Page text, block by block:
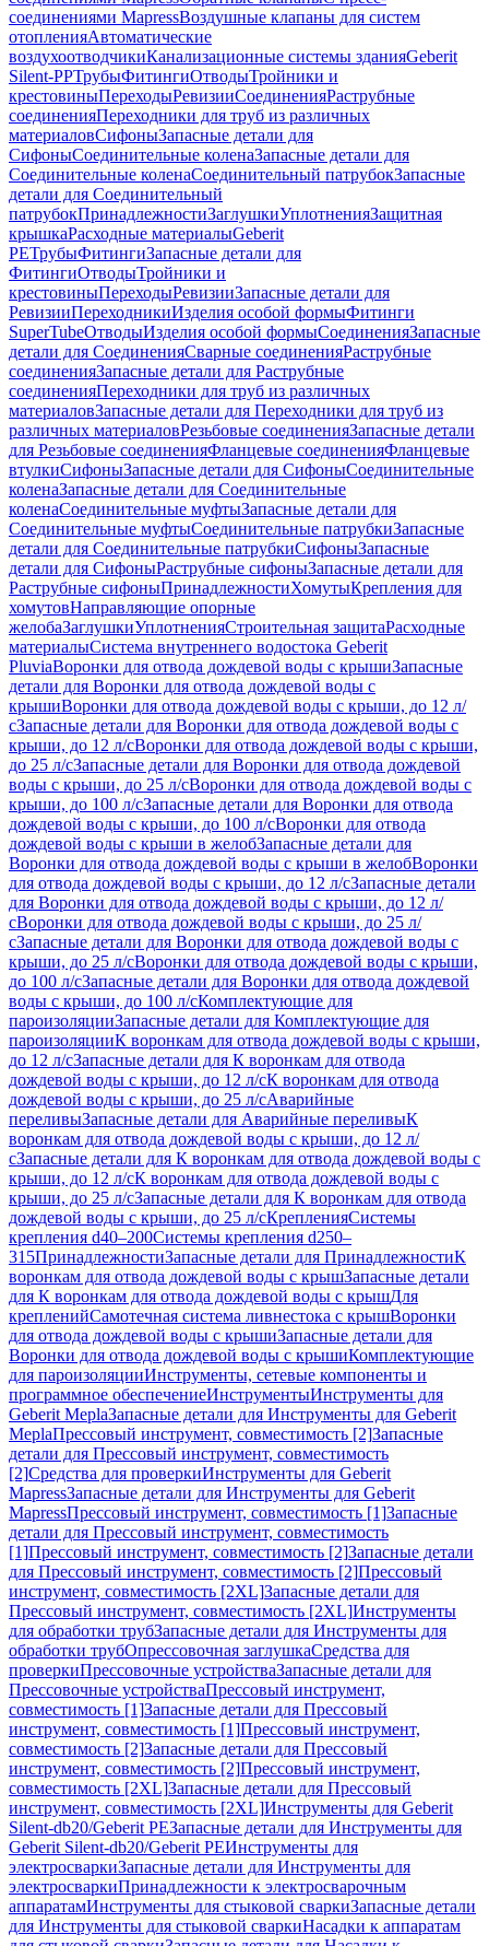
соединениями MapressВоздушные клапаны для систем
отопленияАвтоматические
воздухоотводчикиКанализационные системы зданияGeberit
Silent-PPТрубыФитингиОтводыТройники и
крестовиныПереходыРевизииСоединенияРаструбные
соединенияПереходники для труб из различных
материаловСифоныЗапасные детали для
СифоныСоединительные коленаЗапасные детали для
Соединительные коленаСоединительный патрубокЗапасные
детали для Соединительный
патрубокПринадлежностиЗаглушкиУплотненияЗащитная
крышкаРасходные материалыGeberit
PEТрубыФитингиЗапасные детали для
ФитингиОтводыТройники и
крестовиныПереходыРевизииЗапасные детали для
РевизииПереходникиИзделия особой формыФитинги
SuperTubeОтводыИзделия особой формыСоединенияЗапасные
детали для СоединенияСварные соединенияРаструбные
соединенияЗапасные детали для Раструбные
соединенияПереходники для труб из различных
материаловЗапасные детали для Переходники для труб из
различных материаловРезьбовые соединенияЗапасные детали
для Резьбовые соединенияФланцевые соединенияФланцевые
втулкиСифоныЗапасные детали для СифоныСоединительные
коленаЗапасные детали для Соединительные
коленаСоединительные муфтыЗапасные детали для
Соединительные муфтыСоединительные патрубкиЗапасные
детали для Соединительные патрубкиСифоныЗапасные
детали для СифоныРаструбные сифоныЗапасные детали для
Раструбные сифоныПринадлежностиХомутыКрепления для
хомутовНаправляющие опорные
желобаЗаглушкиУплотненияСтроительная защитаРасходные
материалыСистема внутреннего водостока Geberit
PluviaВоронки для отвода дождевой воды с крышиЗапасные
детали для Воронки для отвода дождевой воды с
крышиВоронки для отвода дождевой воды с крыши, до 12 л/
сЗапасные детали для Воронки для отвода дождевой воды с
крыши, до 12 л/сВоронки для отвода дождевой воды с крыши,
до 25 л/сЗапасные детали для Воронки для отвода дождевой
воды с крыши, до 25 л/сВоронки для отвода дождевой воды с
крыши, до 100 л/сЗапасные детали для Воронки для отвода
дождевой воды с крыши, до 100 л/сВоронки для отвода
дождевой воды с крыши в желобЗапасные детали для
Воронки для отвода дождевой воды с крыши в желобВоронки
для отвода дождевой воды с крыши, до 12 л/сЗапасные детали
для Воронки для отвода дождевой воды с крыши, до 12 л/
сВоронки для отвода дождевой воды с крыши, до 25 л/
сЗапасные детали для Воронки для отвода дождевой воды с
крыши, до 25 л/сВоронки для отвода дождевой воды с крыши,
до 100 л/сЗапасные детали для Воронки для отвода дождевой
воды с крыши, до 100 л/сКомплектующие для
пароизоляцииЗапасные детали для Комплектующие для
пароизоляцииК воронкам для отвода дождевой воды с крыши,
до 12 л/сЗапасные детали для К воронкам для отвода
дождевой воды с крыши, до 12 л/сК воронкам для отвода
дождевой воды с крыши, до 25 л/сАварийные
переливыЗапасные детали для Аварийные переливыК
воронкам для отвода дождевой воды с крыши, до 12 л/
сЗапасные детали для К воронкам для отвода дождевой воды с
крыши, до 12 л/сК воронкам для отвода дождевой воды с
крыши, до 25 л/сЗапасные детали для К воронкам для отвода
дождевой воды с крыши, до 25 л/сКрепленияСистемы
крепления d40–200Системы крепления d250–
315ПринадлежностиЗапасные детали для ПринадлежностиК
воронкам для отвода дождевой воды с крышЗапасные детали
для К воронкам для отвода дождевой воды с крышДля
крепленийСамотечная система ливнестока с крышВоронки
для отвода дождевой воды с крышиЗапасные детали для
Воронки для отвода дождевой воды с крышиКомплектующие
для пароизоляцииИнструменты, сетевые компоненты и
программное обеспечениеИнструментыИнструменты для
Geberit MeplaЗапасные детали для Инструменты для Geberit
MeplaПрессовый инструмент, совместимость [2]Запасные
детали для Прессовый инструмент, совместимость
[2]Средства для проверкиИнструменты для Geberit
MapressЗапасные детали для Инструменты для Geberit
MapressПрессовый инструмент, совместимость [1]Запасные
детали для Прессовый инструмент, совместимость
[1]Прессовый инструмент, совместимость [2]Запасные детали
для Прессовый инструмент, совместимость [2]Прессовый
инструмент, совместимость [2XL]Запасные детали для
Прессовый инструмент, совместимость [2XL]Инструменты
для обработки трубЗапасные детали для Инструменты для
обработки трубОпрессовочная заглушкаСредства для
проверкиПрессовочные устройстваЗапасные детали для
Прессовочные устройстваПрессовый инструмент,
совместимость [1]Запасные детали для Прессовый
инструмент, совместимость [1]Прессовый инструмент,
совместимость [2]Запасные детали для Прессовый
инструмент, совместимость [2]Прессовый инструмент,
совместимость [2XL]Запасные детали для Прессовый
инструмент, совместимость [2XL]Инструменты для Geberit
Silent-db20/Geberit PEЗапасные детали для Инструменты для
Geberit Silent-db20/Geberit PEИнструменты для
электросваркиЗапасные детали для Инструменты для
электросваркиПринадлежности к электросварочным
аппаратамИнструменты для стыковой сваркиЗапасные детали
для Инструменты для стыковой сваркиНасадки к аппаратам